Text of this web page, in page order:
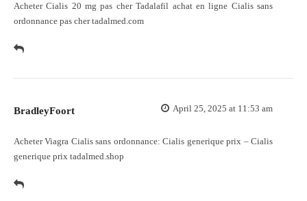
Acheter Cialis 20 mg pas cherTadalafil achat en ligne Cialis sans
ordonnance pas cher tadalmed.com
BradleyFoort April 25, 2025 at 11:53 am
Acheter Viagra Cialis sans ordonnance:Cialis generique prix – Cialis
generique prix tadalmed.shop